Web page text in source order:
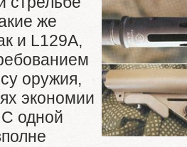
же
и L129A,
оружия,
экономии
одной